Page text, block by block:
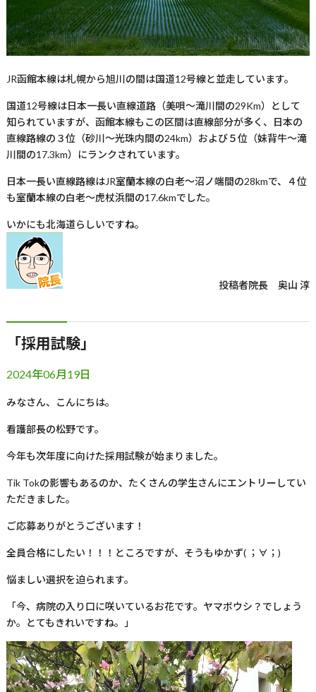
JR函館本線は札幌から旭川の間は国道12号線と並走しています。
国道12号線は日本一長い直線道路（美唄～滝川間の29Km）として
知られていますが、函館本線もこの区間は直線部分が多く、日本の
直線路線の３位（砂川～光珠内間の24km）および５位（妹背牛～滝
川間の17.3km）にランクされています。
日本一長い直線路線はJR室蘭本線の白老～沼ノ端間の28kmで、４位
も室蘭本線の白老～虎杖浜間の17.6kmでした。
いかにも北海道らしいですね。
投稿者院長 奥山 淳
「採用試験」
2024年06月19日
みなさん、こんにちは。
看護部長の松野です。
今年も次年度に向けた採用試験が始まりました。
Tik Tokの影響もあるのか、たくさんの学生さんにエントリーしてい
ただきました。
ご応募ありがとうございます！
全員合格にしたい！！！ところですが、そうもゆかず( ；∀； )
悩ましい選択を迫られます。
「今、病院の入り口に咲いているお花です。ヤマボウシ？でしょう
か。とてもきれいですね。」